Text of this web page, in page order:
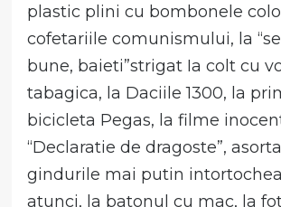
plastic plini cu bombonele
cofetariile comunismului, la
bune, baieti”strigat Ia colt cu
tabagica, la Daciile 1300, la
bicicleta Pegas, la filme
“Declaratie de dragoste”,
gindurile mai putin
atunci, la batonul cu mac, la